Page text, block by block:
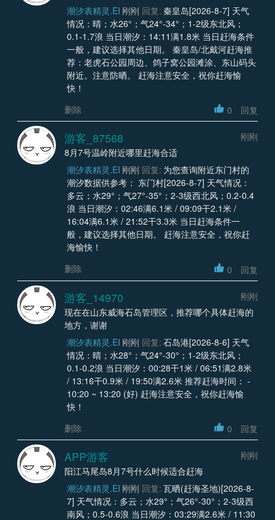
潮汐表精灵.EI 刚刚 回复: 秦皇岛[2026-8-7] 天气
情况：晴；水26°；气24°-34°；1-2级东北风；
0.1-1.7浪 当日潮汐：14:11满1.8米 当日赶海条件
一般，建议选择其他日期。 秦皇岛/北戴河赶海推
荐：老虎石公园周边、鸽子窝公园滩涂、东山码头
附近。注意防晒。 赶海注意安全，祝你赶海愉
快！
删除
0 回复
游客_87568
刚刚
8月7号温岭附近哪里赶海合适
潮汐表精灵.EI 刚刚 回复: 为您查询附近东门村的
潮汐数据供参考： 东门村[2026-8-7] 天气情况：
多云；水29°；气27°-35°；2-3级西北风；0.2-0.4
浪 当日潮汐：02:46满6.1米 / 09:09干2.1米 /
16:04满6.1米 / 21:52干3.3米 当日赶海条件一
般，建议选择其他日期。 赶海注意安全，祝你赶
海愉快！
删除
0 回复
游客_14970
刚刚
现在在山东威海石岛管理区，推荐哪个具体赶海的
地方，谢谢
潮汐表精灵.EI 刚刚 回复: 石岛港[2026-8-6] 天气
情况：晴；水28°；气24°-30°；1-2级东北风；
0.1-0.2浪 当日潮汐：00:28干1米 / 06:51满2.8米
/ 13:16干0.9米 / 19:50满2.6米 推荐赶海时间： -
10:20 ~ 13:20 (好) 赶海注意安全，祝你赶海愉
快！
删除
0 回复
APP游客
刚刚
阳江马尾岛8月7号什么时候适合赶海
潮汐表精灵.EI 刚刚 回复: 瓦晒(赶海圣地)[2026-8-
7] 天气情况：多云；水29°；气26°-30°；2-3级西
南风；0.5-0.6浪 当日潮汐：03:29满2.6米 / 11:30